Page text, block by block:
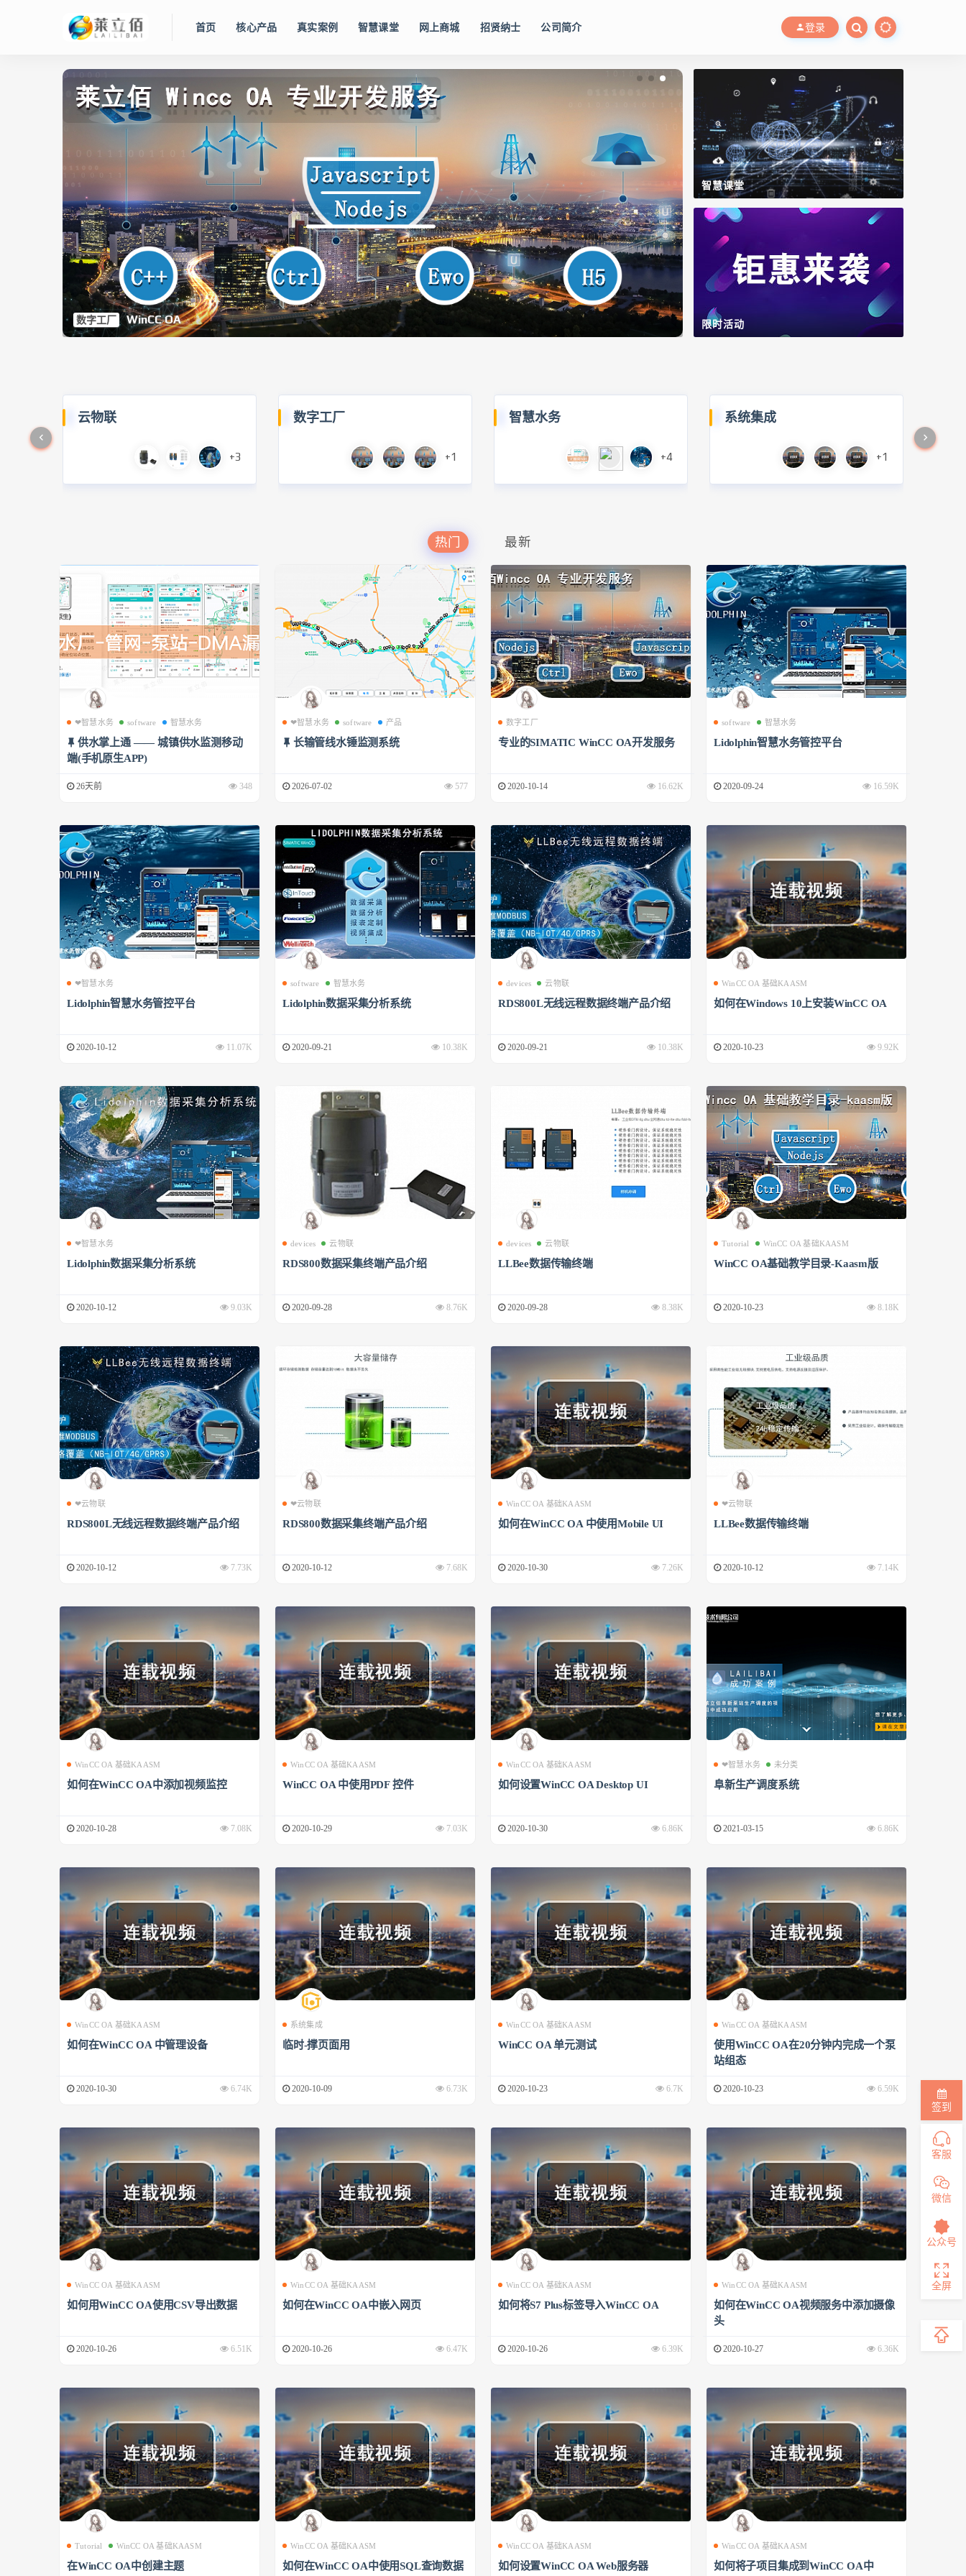
首页 核心产品 真实案例 智慧课堂 网上商城 招贤纳士 公司简介 登录
Lidolphin 智慧水务管控平台
智慧课堂
限时活动
云物联
+3
数字工厂
+1
智慧水务
+4
系统集成
+1
热门 最新
❤智慧水务 software 智慧水务
供水掌上通 —— 城镇供水监测移动
端(手机原生APP)
26天前 348
❤智慧水务 software 产品
长输管线水锤监测系统
2026-07-02 577
数字工厂
专业的SIMATIC WinCC OA开发服务
2020-10-14 16.62K
software 智慧水务
Lidolphin智慧水务管控平台
2020-09-24 16.59K
❤智慧水务
Lidolphin智慧水务管控平台
2020-10-12 11.07K
software 智慧水务
Lidolphin数据采集分析系统
2020-09-21 10.38K
devices 云物联
RDS800L无线远程数据终端产品介绍
2020-09-21 10.38K
WinCC OA 基础KAASM
如何在Windows 10上安装WinCC OA
2020-10-23 9.92K
❤智慧水务
Lidolphin数据采集分析系统
2020-10-12 9.03K
devices 云物联
RDS800数据采集终端产品介绍
2020-09-28 8.76K
devices 云物联
LLBee数据传输终端
2020-09-28 8.38K
Tutorial WinCC OA 基础KAASM
WinCC OA基础教学目录-Kaasm版
2020-10-23 8.18K
❤云物联
RDS800L无线远程数据终端产品介绍
2020-10-12 7.73K
❤云物联
RDS800数据采集终端产品介绍
2020-10-12 7.68K
WinCC OA 基础KAASM
如何在WinCC OA 中使用Mobile UI
2020-10-30 7.26K
❤云物联
LLBee数据传输终端
2020-10-12 7.14K
WinCC OA 基础KAASM
如何在WinCC OA中添加视频监控
2020-10-28 7.08K
WinCC OA 基础KAASM
WinCC OA 中使用PDF 控件
2020-10-29 7.03K
WinCC OA 基础KAASM
如何设置WinCC OA Desktop UI
2020-10-30 6.86K
❤智慧水务 未分类
阜新生产调度系统
2021-03-15 6.86K
WinCC OA 基础KAASM
如何在WinCC OA 中管理设备
2020-10-30 6.74K
系统集成
临时-撑页面用
2020-10-09 6.73K
WinCC OA 基础KAASM
WinCC OA 单元测试
2020-10-23 6.7K
WinCC OA 基础KAASM
使用WinCC OA在20分钟内完成一个泵
站组态
2020-10-23 6.59K
WinCC OA 基础KAASM
如何用WinCC OA使用CSV导出数据
2020-10-26 6.51K
WinCC OA 基础KAASM
如何在WinCC OA中嵌入网页
2020-10-26 6.47K
WinCC OA 基础KAASM
如何将S7 Plus标签导入WinCC OA
2020-10-26 6.39K
WinCC OA 基础KAASM
如何在WinCC OA视频服务中添加摄像
头
2020-10-27 6.36K
Tutorial WinCC OA 基础KAASM
在WinCC OA中创建主题
WinCC OA 基础KAASM
如何在WinCC OA中使用SQL查询数据
WinCC OA 基础KAASM
如何设置WinCC OA Web服务器
WinCC OA 基础KAASM
如何将子项目集成到WinCC OA中
签到
客服
微信
公众号
全屏